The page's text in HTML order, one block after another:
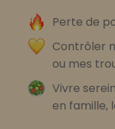
Perte de
Contrôler
ou mes
Vivre
en famille,